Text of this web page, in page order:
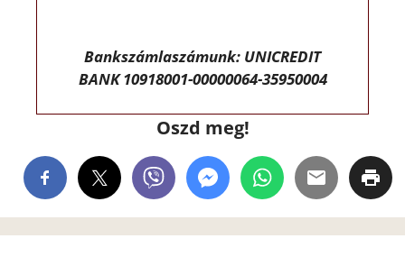
Bankszámlaszámunk: UNICREDIT
BANK 10918001-00000064-35950004
Oszd meg!